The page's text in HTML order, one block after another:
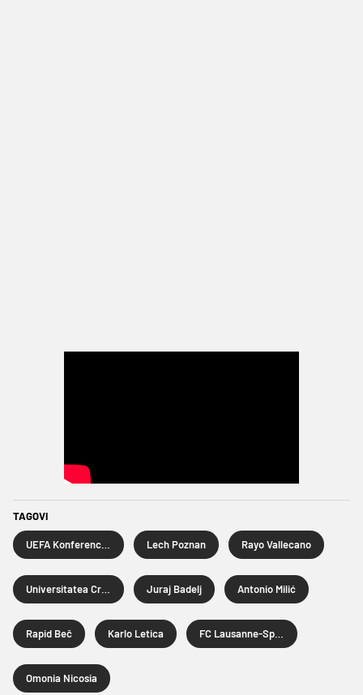
TAGOVI
Lech Poznan Rayo Vallecano
Juraj Badelj Antonio Milić
Rapid Beč Karlo Letica
Omonia Nicosia